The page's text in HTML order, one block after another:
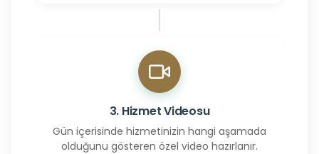
3. Hizmet Videosu
Gün içerisinde hizmetinizin hangi aşamada
olduğunu gösteren özel video hazırlanır.